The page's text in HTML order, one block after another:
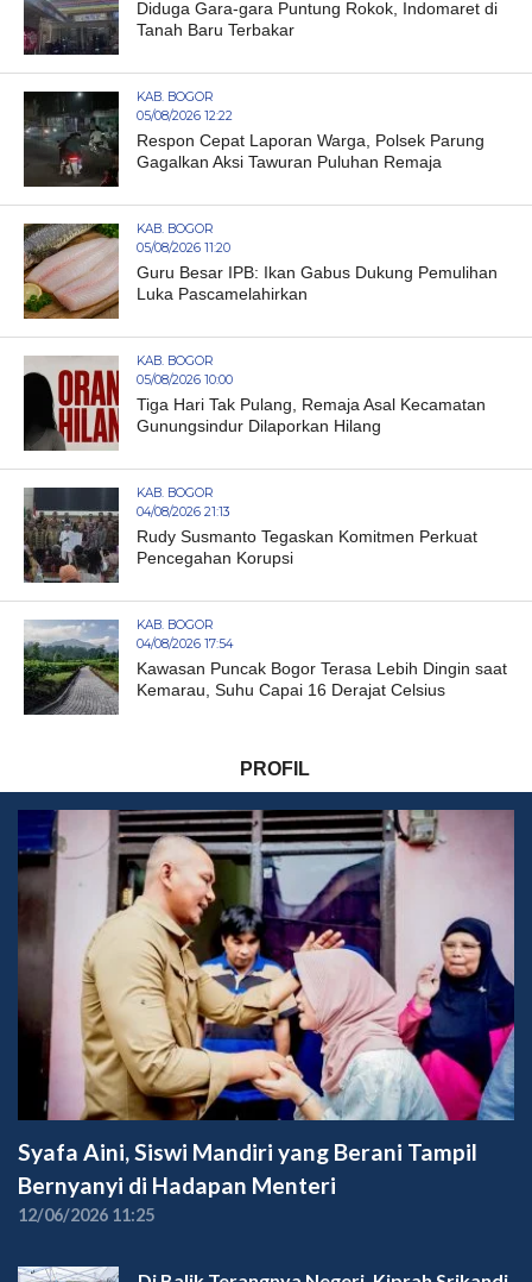
Diduga Gara-gara Puntung Rokok, Indomaret di
Tanah Baru Terbakar
KAB. BOGOR
05/08/2026 12:22
Respon Cepat Laporan Warga, Polsek Parung
Gagalkan Aksi Tawuran Puluhan Remaja
KAB. BOGOR
05/08/2026 11:20
Guru Besar IPB: Ikan Gabus Dukung Pemulihan
Luka Pascamelahirkan
KAB. BOGOR
05/08/2026 10:00
Tiga Hari Tak Pulang, Remaja Asal Kecamatan
Gunungsindur Dilaporkan Hilang
KAB. BOGOR
04/08/2026 21:13
Rudy Susmanto Tegaskan Komitmen Perkuat
Pencegahan Korupsi
KAB. BOGOR
04/08/2026 17:54
Kawasan Puncak Bogor Terasa Lebih Dingin saat
Kemarau, Suhu Capai 16 Derajat Celsius
PROFIL
Syafa Aini, Siswi Mandiri yang Berani Tampil
Bernyanyi di Hadapan Menteri
12/06/2026 11:25